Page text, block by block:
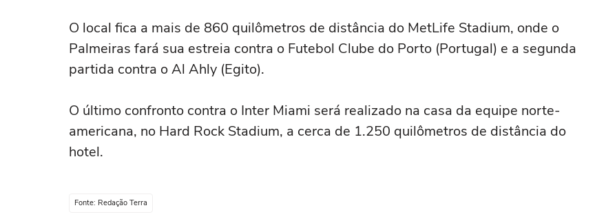
O local fica a mais de 860 quilômetros de distância do MetLife Stadium, onde o
Palmeiras fará sua estreia contra o Futebol Clube do Porto (Portugal) e a segunda
partida contra o Al Ahly (Egito).
O último confronto contra o Inter Miami será realizado na casa da equipe norte-
americana, no Hard Rock Stadium, a cerca de 1.250 quilômetros de distância do
hotel.
Fonte: Redação Terra